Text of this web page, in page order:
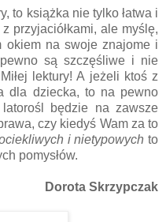
to książka nie tylko łatwa i
przyjaciółkami, ale myślę,
okiem na swoje znajome i
są szczęśliwe i nie
lektury! A jeżeli ktoś z
dla dziecka, to na pewno
będzie na zawsze
czy kiedyś Wam za to
i nietypowychto
pomysłów.
Dorota Skrzypczak